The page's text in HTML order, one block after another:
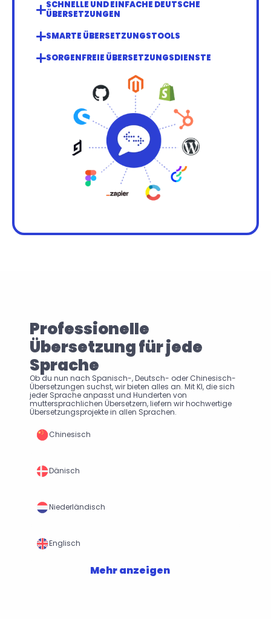
SCHNELLE UND EINFACHE DEUTSCHE
ÜBERSETZUNGEN
SMARTE ÜBERSETZUNGSTOOLS
SORGENFREIE ÜBERSETZUNGSDIENSTE
Professionelle
Übersetzung für jede
Sprache
Ob du nun nach Spanisch-, Deutsch- oder Chinesisch-
Übersetzungen suchst, wir bieten alles an. Mit KI, die sich
jeder Sprache anpasst und Hunderten von
muttersprachlichen Übersetzern, liefern wir hochwertige
Übersetzungsprojekte in allen Sprachen.
Chinesisch
Dänisch
Niederländisch
Englisch
Mehr anzeigen